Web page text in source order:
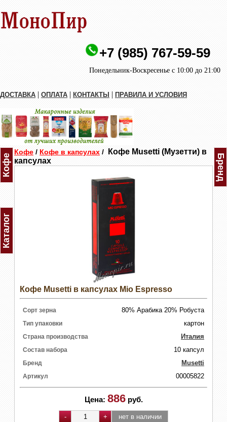
+7 (985) 767-59-59
Понедельник-Воскресенье с 10:00 до 21:00
ДОСТАВКА | ОПЛАТА | КОНТАКТЫ | ПРАВИЛА И УСЛОВИЯ
Кофе
Каталог
Кофе / Кофе в капсулах /
Кофе Musetti (Музетти) в
капсулах
Кофе Musetti в капсулах Mio Espresso
Сорт зерна 80% Арабика 20% Робуста
Тип упаковки картон
Страна производства Италия
Состав набора 10 капсул
Бренд Musetti
Артикул 00005822
Цена: 886 руб.
Бренд